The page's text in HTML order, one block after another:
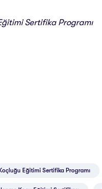
Sertifika Programı
Eğitimi Sertifika Programı